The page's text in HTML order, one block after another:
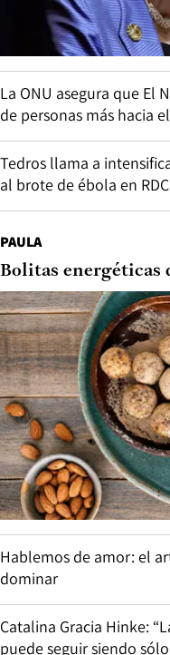
La ONU asegura que El
de personas más hacia
Tedros llama a
al brote de ébola en
PAULA
Bolitas energéticas
Hablemos de amor: el
dominar
Catalina Gracia Hinke:
puede seguir siendo